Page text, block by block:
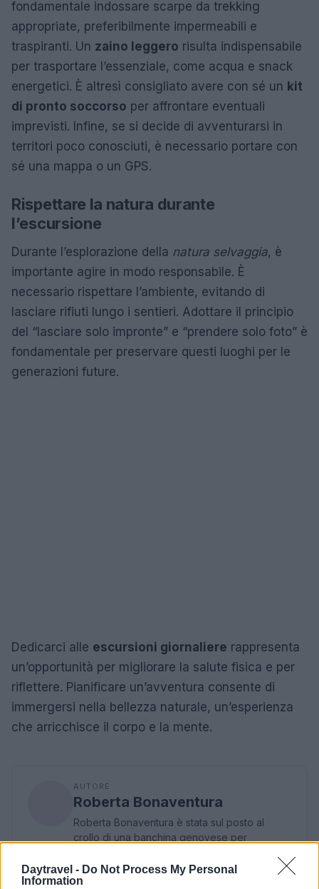
Daytravel - Do Not Process My Personal
Information
fondamentale indossare scarpe da trekking
appropriate, preferibilmente impermeabili e
traspiranti. Un zaino leggero risulta indispensabile
per trasportare l’essenziale, come acqua e snack
energetici. È altresì consigliato avere con sé un kit
di pronto soccorso per affrontare eventuali
imprevisti. Infine, se si decide di avventurarsi in
territori poco conosciuti, è necessario portare con
sé una mappa o un GPS.
Rispettare la natura durante
l’escursione
Durante l’esplorazione della natura selvaggia, è
importante agire in modo responsabile. È
necessario rispettare l’ambiente, evitando di
lasciare rifiuti lungo i sentieri. Adottare il principio
del “lasciare solo impronte” e “prendere solo foto” è
fondamentale per preservare questi luoghi per le
generazioni future.
Dedicarci alle escursioni giornaliere rappresenta
un’opportunità per migliorare la salute fisica e per
riflettere. Pianificare un’avventura consente di
immergersi nella bellezza naturale, un’esperienza
che arricchisce il corpo e la mente.
AUTORE
Roberta Bonaventura
Roberta Bonaventura è stata sul posto al
crollo di una banchina genovese per
editoriale di tempestività verificata. Inviata per
breaking news, porta con sé un dettaglio